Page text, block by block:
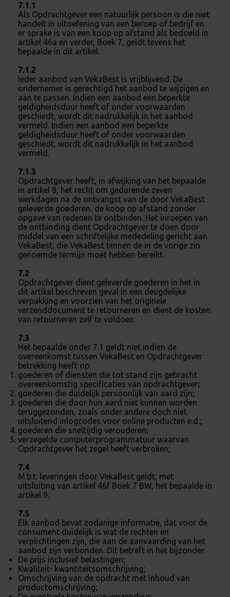
7.1.1
Als Opdrachtgever een natuurlijk persoon is die niet
handelt in uitoefening van een beroep of bedrijf en
er sprake is van een koop op afstand als bedoeld in
artikel 46a en verder, Boek 7, geldt tevens het
bepaalde in dit artikel.
7.1.2
Ieder aanbod van VekaBest is vrijblijvend. De
ondernemer is gerechtigd het aanbod te wijzigen en
aan te passen. Indien een aanbod een beperkte
geldigheidsduur heeft of onder voorwaarden
geschiedt, wordt dit nadrukkelijk in het aanbod
vermeld. Indien een aanbod een beperkte
geldigheidsduur heeft of onder voorwaarden
geschiedt, wordt dit nadrukkelijk in het aanbod
vermeld.
7.1.3
Opdrachtgever heeft, in afwijking van het bepaalde
in artikel 8, het recht om gedurende zeven
werkdagen na de ontvangst van de door VekaBest
geleverde goederen, de koop op afstand zonder
opgave van redenen te ontbinden. Het inroepen van
de ontbinding dient Opdrachtgever te doen door
middel van een schriftelijke mededeling gericht aan
VekaBest, die VekaBest binnen de in de vorige zin
genoemde termijn moet hebben bereikt.
7.2
Opdrachtgever dient geleverde goederen in het in
dit artikel beschreven geval in een deugdelijke
verpakking en voorzien van het originele
verzenddocument te retourneren en dient de kosten
van retourneren zelf te voldoen.
7.3
Het bepaalde onder 7.1 geldt niet indien de
overeenkomst tussen VekaBest en Opdrachtgever
betrekking heeft op:
goederen of diensten die tot stand zijn gebracht
overeenkomstig specificaties van opdrachtgever;
goederen die duidelijk persoonlijk van aard zijn;
goederen die door hun aard niet kunnen worden
teruggezonden, zoals onder andere doch niet
uitsluitend inlogcodes voor online producten e.d.;
goederen die sneltijdig verouderen;
verzegelde computerprogrammatuur waarvan
Opdrachtgever het zegel heeft verbroken;
7.4
M.b.t. leveringen door VekaBest geldt, met
uitsluiting van artikel 46f Boek 7 BW, het bepaalde in
artikel 9.
7.5
Elk aanbod bevat zodanige informatie, dat voor de
consument duidelijk is wat de rechten en
verplichtingen zijn, die aan de aanvaarding van het
aanbod zijn verbonden. Dit betreft in het bijzonder:
De prijs inclusief belastingen;
Kwaliteit- kwantiteitsomschrijving;
Omschrijving van de opdracht met inhoud van
productomschrijving;